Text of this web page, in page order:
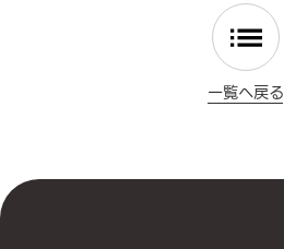
一覧へ戻る